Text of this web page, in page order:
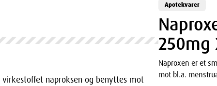
naproksen og benyttes mot
Apotekvarer
250mg
Naproxen er et
mot bl.a.